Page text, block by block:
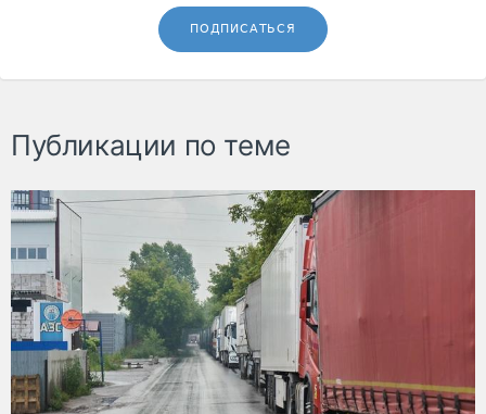
ПОДПИСАТЬСЯ
Публикации по теме